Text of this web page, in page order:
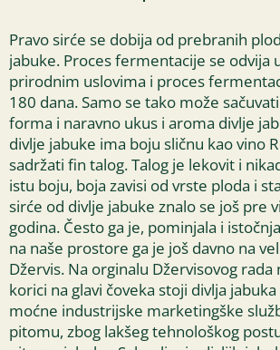
Pravo sirće se dobija od prebranih
jabuke. Proces fermentacije se odvija
prirodnim uslovima i proces
180 dana. Samo se tako može
forma i naravno ukus i aroma divlje
divlje jabuke ima boju sličnu kao vino
sadržati fin talog. Talog je lekovit i
istu boju, boja zavisi od vrste ploda i
sirće od divlje jabuke znalo se još pre
godina. Često ga je, pominjala i
na naše prostore ga je još davno na
Džervis. Na orginalu Džervisovog rada
korici na glavi čoveka stoji divlja
moćne industrijske marketingške
pitomu, zbog lakšeg tehnološkog